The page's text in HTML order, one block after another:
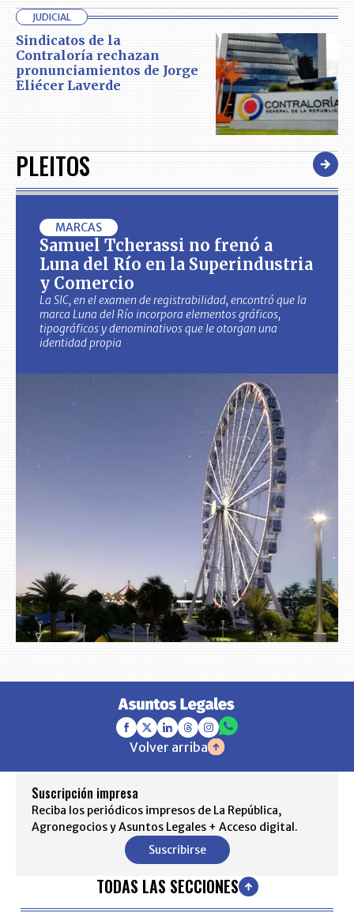
JUDICIAL
Sindicatos de la
Contraloría rechazan
pronunciamientos de Jorge
Eliécer Laverde
PLEITOS
MARCAS
Samuel Tcherassi no frenó a
Luna del Río en la Superindustria
y Comercio
La SIC, en el examen de registrabilidad, encontró que la
marca Luna del Río incorpora elementos gráficos,
tipográficos y denominativos que le otorgan una
identidad propia
Volver arriba
Suscripción impresa
Reciba los periódicos impresos de La República,
Agronegocios y Asuntos Legales + Acceso digital.
Suscribirse
TODAS LAS SECCIONES